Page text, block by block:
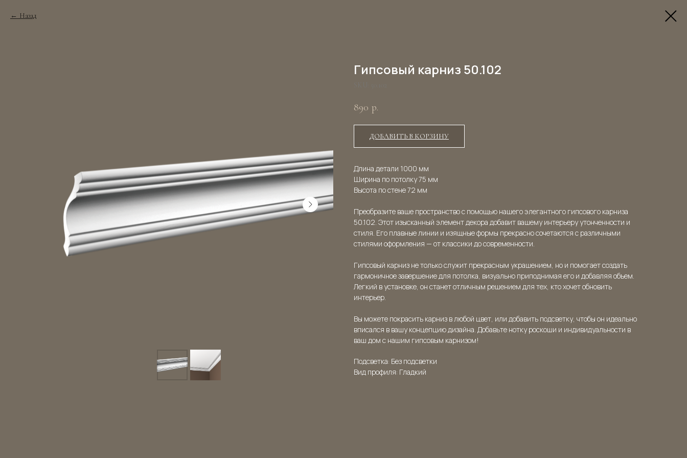
Назад
Гипсовый карниз 50.102
890 р.
ДОБАВИТЬ В КОРЗИНУ
Длина детали 1000 мм
Ширина по потолку 75 мм
Высота по стене 72 мм
Преобразите ваше пространство с помощью нашего элегантного гипсового карниза
50.102. Этот изысканный элемент декора добавит вашему интерьеру утонченности и
стиля. Его плавные линии и изящные формы прекрасно сочетаются с различными
стилями оформления — от классики до современности.
Гипсовый карниз не только служит прекрасным украшением, но и помогает создать
гармоничное завершение для потолка, визуально приподнимая его и добавляя объем.
Легкий в установке, он станет отличным решением для тех, кто хочет обновить
интерьер.
Вы можете покрасить карниз в любой цвет, или добавить подсветку, чтобы он идеально
вписался в вашу концепцию дизайна. Добавьте нотку роскоши и индивидуальности в
ваш дом с нашим гипсовым карнизом!
Подсветка: Без подсветки
Вид профиля: Гладкий